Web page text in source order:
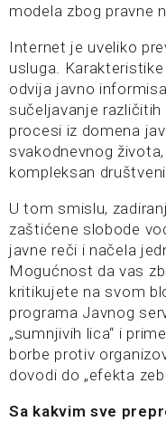
modela zbog pravne
Internet je uveliko
usluga.
odvija javno
sučeljavanje
procesi iz domena
svakodnevnog
kompleksan
U tom smislu,
zaštićene slobode
javne reči i načela
Mogućnost da vas
kritikujete na svom
programa Javnog
„sumnjivih lica“ i
borbe protiv
dovodi do „efekta
Sa kakvim sve